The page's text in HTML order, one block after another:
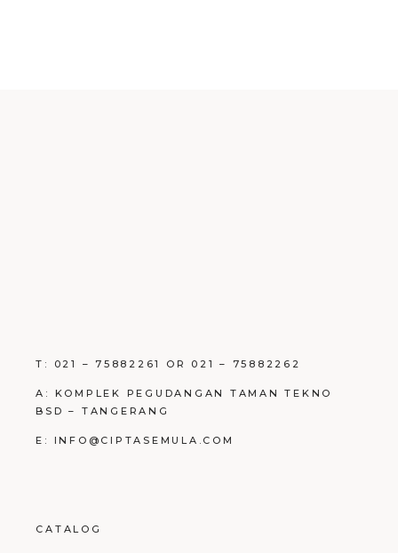
T: 021 – 75882261 OR 021 – 75882262
A: KOMPLEK PEGUDANGAN TAMAN TEKNO
BSD – TANGERANG
E: INFO@CIPTASEMULA.COM
CATALOG